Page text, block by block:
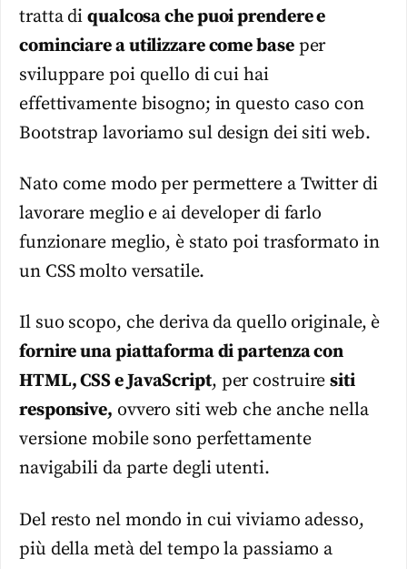
tratta diqualcosa che puoi prendere e
cominciare a utilizzare come baseper
sviluppare poi quello di cui hai
effettivamente bisogno; in questo caso con
Bootstrap lavoriamo sul design dei siti web.
Nato come modo per permettere a Twitter di
lavorare meglio e ai developer di farlo
funzionare meglio, è stato poi trasformato in
un CSS molto versatile.
Il suo scopo, che deriva da quello originale, è
fornire una piattaforma di partenza con
HTML, CSS e JavaScript, per costruiresiti
responsive, ovvero siti web che anche nella
versione mobile sono perfettamente
navigabili da parte degli utenti.
Del resto nel mondo in cui viviamo adesso,
più della metà del tempo la passiamo a